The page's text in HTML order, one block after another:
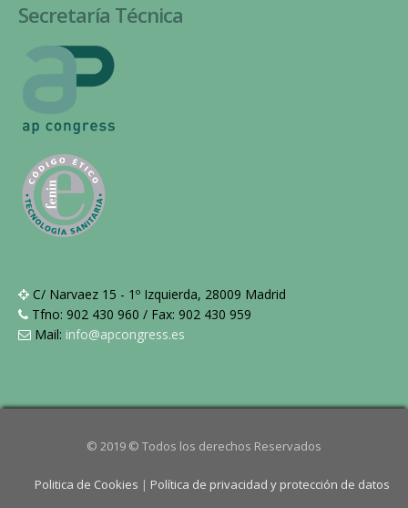
Secretaría Técnica
C/ Narvaez 15 - 1º Izquierda, 28009 Madrid
Tfno: 902 430 960 / Fax: 902 430 959
Mail: info@apcongress.es
© 2019 © Todos los derechos Reservados
Politica de Cookies | Política de privacidad y protección de datos